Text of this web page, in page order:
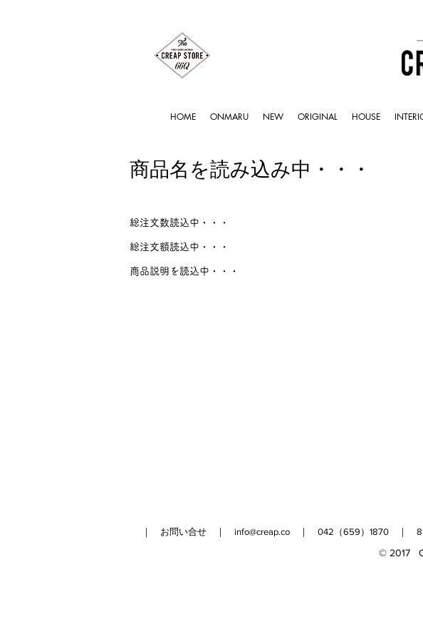
HOME ONMARU NEW ORIGINAL HOUSE
商品名を読み込み中・・・
総注文数読込中・・・
総注文額読込中・・・
商品説明を読込中・・・
｜ お問い合せ ｜ info@creap.co ｜ 042（659）1870 ｜ 81-
© 2017